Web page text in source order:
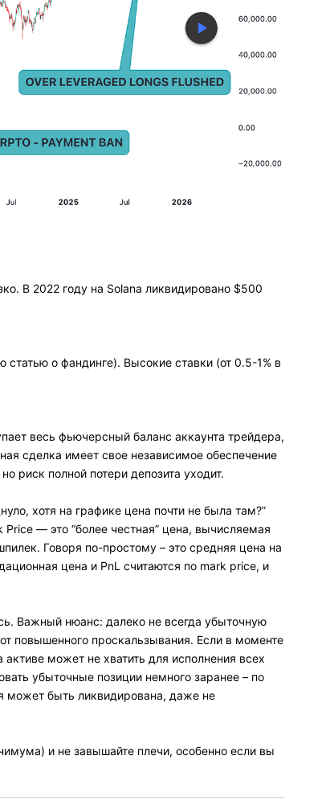
В 2022 году на Solana ликвидировано $500
о фандинге). Высокие ставки (от 0.5-1% в
весь фьючерсный баланс аккаунта трейдера,
сделка имеет свое независимое обеспечение
риск полной потери депозита уходит.
хотя на графике цена почти не была там?”
— это “более честная” цена, вычисляемая
Говоря по-простому – это средняя цена на
цена и PnL считаются по mark price, и
Важный нюанс: далеко не всегда убыточную
повышенного проскальзывания. Если в моменте
может не хватить для исполнения всех
убыточные позиции немного заранее – по
может быть ликвидирована, даже не
и не завышайте плечи, особенно если вы